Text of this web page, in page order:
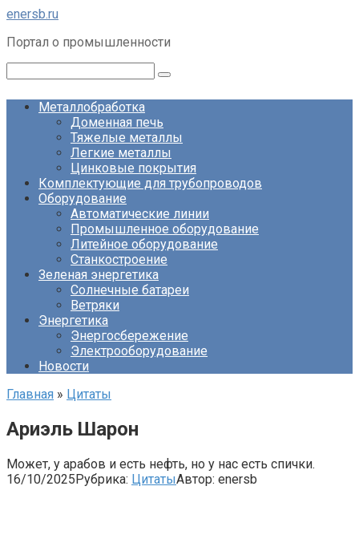
Перейти
контенту
enersb.ru
Портал о промышленности
Металлобработка
Доменная печь
Тяжелые металлы
Легкие металлы
Цинковые покрытия
Комплектующие для трубопроводов
Оборудование
Автоматические линии
Промышленное оборудование
Литейное оборудование
Станкостроение
Зеленая энергетика
Солнечные батареи
Ветряки
Энергетика
Энергосбережение
Электрооборудование
Новости
Главная » Цитаты
Ариэль Шарон
Может, у арабов и есть нефть, но у нас есть спички.
16/10/2025Рубрика: ЦитатыАвтор: enersb